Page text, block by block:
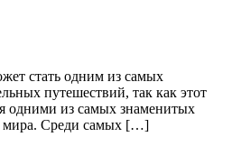
стать одним из самых
путешествий, так как этот
одними из самых знаменитых
мира. Среди самых […]